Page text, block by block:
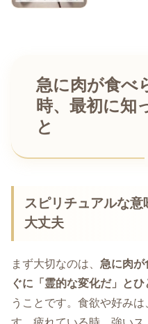
急に肉が食べ
時、最初に知
と
スピリチュアルな
大丈夫
まず大切なのは、 急に肉が
ぐに「霊的な変化だ」と
うことです。食欲や好み